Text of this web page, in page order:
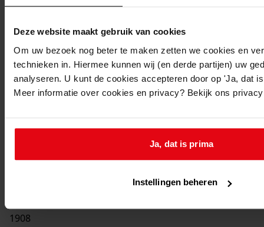
Deze website maakt gebruik van cookies
Om uw bezoek nog beter te maken zetten we cookies en
technieken in. Hiermee kunnen wij (en derde partijen) uw
analyseren. U kunt de cookies accepteren door op 'Ja, dat
Meer informatie over cookies en privacy? Bekijk ons
Ja, dat is prima
Instellingen beheren
Printen
duurzaam webadres
Bouwvergunningen uit toegang 1390
Verbouw woonhuis, 1908
1908